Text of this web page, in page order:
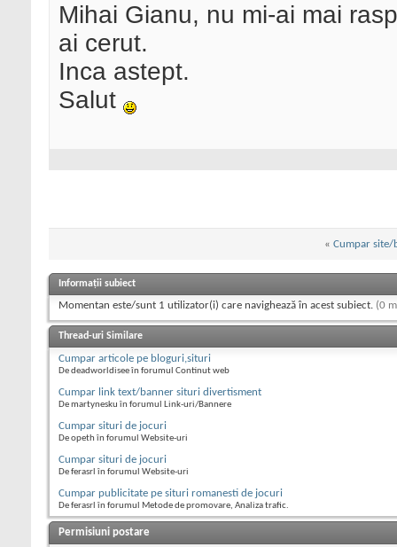
Mihai Gianu, nu mi-ai mai
ai cerut.
Inca astept.
Salut
« Cumpar site/
Informații subiect
Momentan este/sunt 1 utilizator(i) care navighează în acest subiect. (0
Thread-uri Similare
Cumpar articole pe bloguri,situri
De deadworldisee în forumul Continut web
Cumpar link text/banner situri divertisment
De martynesku în forumul Link-uri/Bannere
Cumpar situri de jocuri
De opeth în forumul Website-uri
Cumpar situri de jocuri
De ferasrl în forumul Website-uri
Cumpar publicitate pe situri romanesti de jocuri
De ferasrl în forumul Metode de promovare, Analiza trafic.
Permisiuni postare